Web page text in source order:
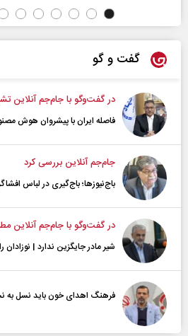
گفت و گو
در گفت‌و‌گو با جام‌جم آنلاین
فاصله ایران با پیشرو‌ان هوش
جام‌جم آنلاین بررسی کرد
باج‌نیوزها؛ باج‌گیری در لباس
در گفت‌و‌گو با جام‌جم آنلاین
شیر مادر جایگزین ندارد | نوزادان
فرهنگ اهدای خون باید نسل به